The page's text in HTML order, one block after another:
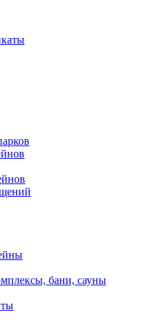
бани, сауны